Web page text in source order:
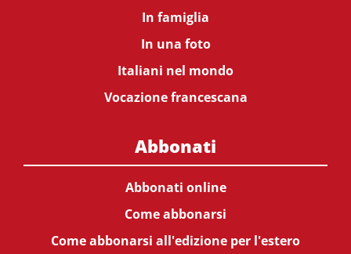
In famiglia
In una foto
Italiani nel mondo
Vocazione francescana
Abbonati
Abbonati online
Come abbonarsi
Come abbonarsi all'edizione per l'estero